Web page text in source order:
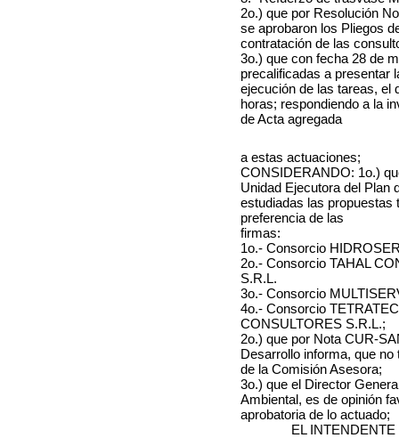
2o.) que por Resolución
se aprobaron los Pliegos
contratación de las
3o.) que con fecha 28 de
precalificadas a presentar
ejecución de las tareas, el
horas; respondiendo a la
de Acta agregada
a estas actuaciones;
CONSIDERANDO: 1o.)
Unidad Ejecutora del Plan
estudiadas las propuestas
preferencia de las
firmas:
1o.- Consorcio
2o.- Consorcio TAHAL
S.R.L.
3o.- Consorcio
4o.- Consorcio
CONSULTORES S.R.L.;
2o.) que por Nota CUR-
Desarrollo informa, que
de la Comisión Asesora;
3o.) que el Director
Ambiental, es de opinión
aprobatoria de lo actuado;
EL